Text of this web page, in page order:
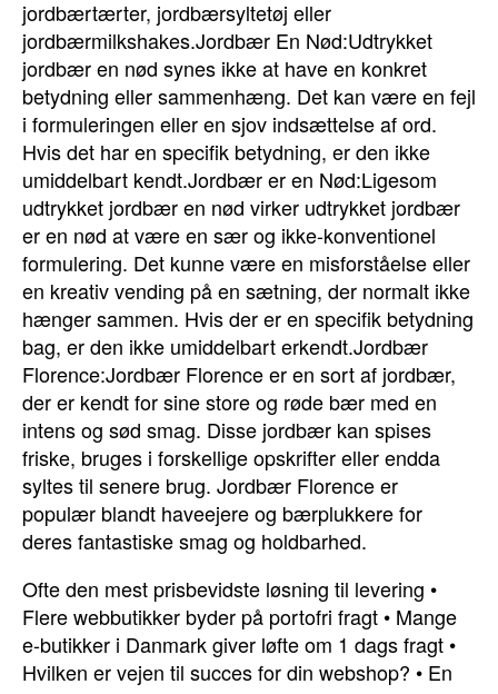
jordbærtærter, jordbærsyltetøj eller
jordbærmilkshakes.Jordbær En Nød:Udtrykket
jordbær en nød synes ikke at have en konkret
betydning eller sammenhæng. Det kan være en fejl
i formuleringen eller en sjov indsættelse af ord.
Hvis det har en specifik betydning, er den ikke
umiddelbart kendt.Jordbær er en Nød:Ligesom
udtrykket jordbær en nød virker udtrykket jordbær
er en nød at være en sær og ikke-konventionel
formulering. Det kunne være en misforståelse eller
en kreativ vending på en sætning, der normalt ikke
hænger sammen. Hvis der er en specifik betydning
bag, er den ikke umiddelbart erkendt.Jordbær
Florence:Jordbær Florence er en sort af jordbær,
der er kendt for sine store og røde bær med en
intens og sød smag. Disse jordbær kan spises
friske, bruges i forskellige opskrifter eller endda
syltes til senere brug. Jordbær Florence er
populær blandt haveejere og bærplukkere for
deres fantastiske smag og holdbarhed.
Ofte den mest prisbevidste løsning til levering •
Flere webbutikker byder på portofri fragt • Mange
e-butikker i Danmark giver løfte om 1 dags fragt •
Hvilken er vejen til succes for din webshop? • En